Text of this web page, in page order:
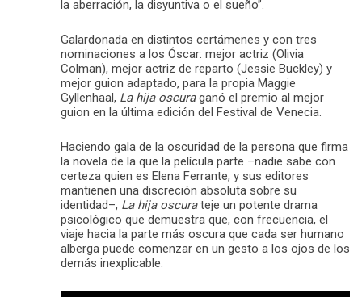
la aberración, la disyuntiva o el sueño”.
Galardonada en distintos certámenes y con tres
nominaciones a los Óscar: mejor actriz (Olivia
Colman), mejor actriz de reparto (Jessie Buckley) y
mejor guion adaptado, para la propia Maggie
Gyllenhaal, La hija oscuraganó el premio al mejor
guion en la última edición del Festival de Venecia.
Haciendo gala de la oscuridad de la persona que firma
la novela de la que la película parte –nadie sabe con
certeza quien es Elena Ferrante, y sus editores
mantienen una discreción absoluta sobre su
identidad–, La hija oscurateje un potente drama
psicológico que demuestra que, con frecuencia, el
viaje hacia la parte más oscura que cada ser humano
alberga puede comenzar en un gesto a los ojos de los
demás inexplicable.